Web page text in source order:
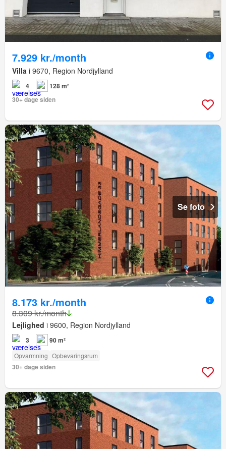
7.929 kr./month
Villa i 9670, Region Nordjylland
4
128 m²
30+ dage siden
Se foto
8.173 kr./month
8.309 kr./month
Lejlighed i 9600, Region Nordjylland
3 90 m²
Opvarmning Opbevaringsrum
30+ dage siden